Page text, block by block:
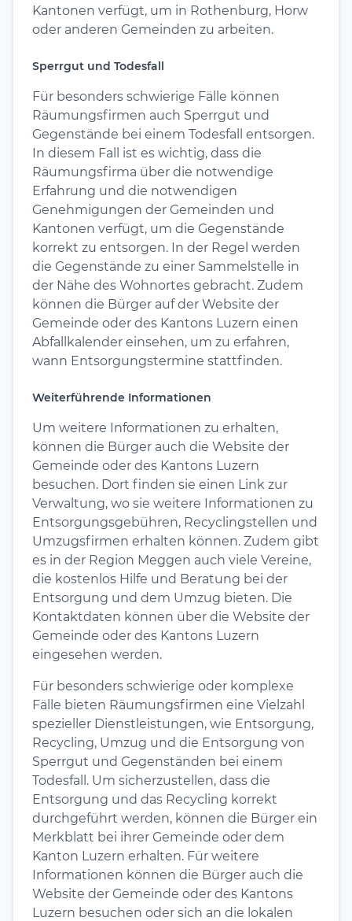
Kantonen verfügt, um in Rothenburg, Horw
oder anderen Gemeinden zu arbeiten.
Sperrgut und Todesfall
Für besonders schwierige Fälle können
Räumungsfirmen auch Sperrgut und
Gegenstände bei einem Todesfall entsorgen.
In diesem Fall ist es wichtig, dass die
Räumungsfirma über die notwendige
Erfahrung und die notwendigen
Genehmigungen der Gemeinden und
Kantonen verfügt, um die Gegenstände
korrekt zu entsorgen. In der Regel werden
die Gegenstände zu einer Sammelstelle in
der Nähe des Wohnortes gebracht. Zudem
können die Bürger auf der Website der
Gemeinde oder des Kantons Luzern einen
Abfallkalender einsehen, um zu erfahren,
wann Entsorgungstermine stattfinden.
Weiterführende Informationen
Um weitere Informationen zu erhalten,
können die Bürger auch die Website der
Gemeinde oder des Kantons Luzern
besuchen. Dort finden sie einen Link zur
Verwaltung, wo sie weitere Informationen zu
Entsorgungsgebühren, Recyclingstellen und
Umzugsfirmen erhalten können. Zudem gibt
es in der Region Meggen auch viele Vereine,
die kostenlos Hilfe und Beratung bei der
Entsorgung und dem Umzug bieten. Die
Kontaktdaten können über die Website der
Gemeinde oder des Kantons Luzern
eingesehen werden.
Für besonders schwierige oder komplexe
Fälle bieten Räumungsfirmen eine Vielzahl
spezieller Dienstleistungen, wie Entsorgung,
Recycling, Umzug und die Entsorgung von
Sperrgut und Gegenständen bei einem
Todesfall. Um sicherzustellen, dass die
Entsorgung und das Recycling korrekt
durchgeführt werden, können die Bürger ein
Merkblatt bei ihrer Gemeinde oder dem
Kanton Luzern erhalten. Für weitere
Informationen können die Bürger auch die
Website der Gemeinde oder des Kantons
Luzern besuchen oder sich an die lokalen